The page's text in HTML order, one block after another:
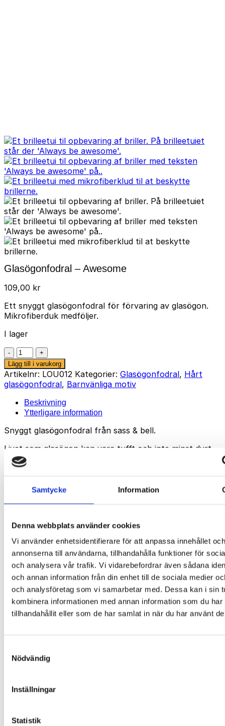
Samtycke Information
Denna webbplats använder cookies
Vi använder enhetsidentifierare för att anpassa innehållet och
annonserna till användarna, tillhandahålla funktioner för
och analysera vår trafik. Vi vidarebefordrar även sådana
och annan information från din enhet till de sociala medier
och analysföretag som vi samarbetar med. Dessa kan i sin
kombinera informationen med annan information som du har
tillhandahållit eller som de har samlat in när du har använt
Nödvändig
Inställningar
Statistik
Glasögonfodral – Awesome
109,00 kr
Ett snyggt glasögonfodral för förvaring av glasögon.
Mikrofiberduk medföljer.
I lager
Glasögonfodral
–
Awesome
mängd
Lägg till i varukorg
Artikelnr: LOU012 Kategorier: Glasögonfodral, Hårt
glasögonfodral, Barnvänliga motiv
Beskrivning
Ytterligare information
Snyggt glasögonfodral från sass & bell.
Livet som glasögon kan vara tufft och inte minst dyrt
när de måste bytas ut… I synnerhet om äga-ren är ett
barn som kör på i full fart och ibland är lite glömskt.
barn och vuxna att ta hand om sina glasögon. En hårt
Gör det till en bra vana att lägga glasögonen i ett
snyggt glasögonfodral för att hitta dem enkelt igen när
de ska användas. Glasögonfodralet skyddar dessutom
glasögonen mot repor och stötar. Därmed är de säkra
när de ska följa med i väskan eller bilen.
Glasögonfodralet har metallgångjärn för en bra
stängning samt en svart, repfri insida.
Glasögonfodralet passar nästan alla barnglasögon,
Storlek på glasögonfodral:
Höjd: 3,1 cm